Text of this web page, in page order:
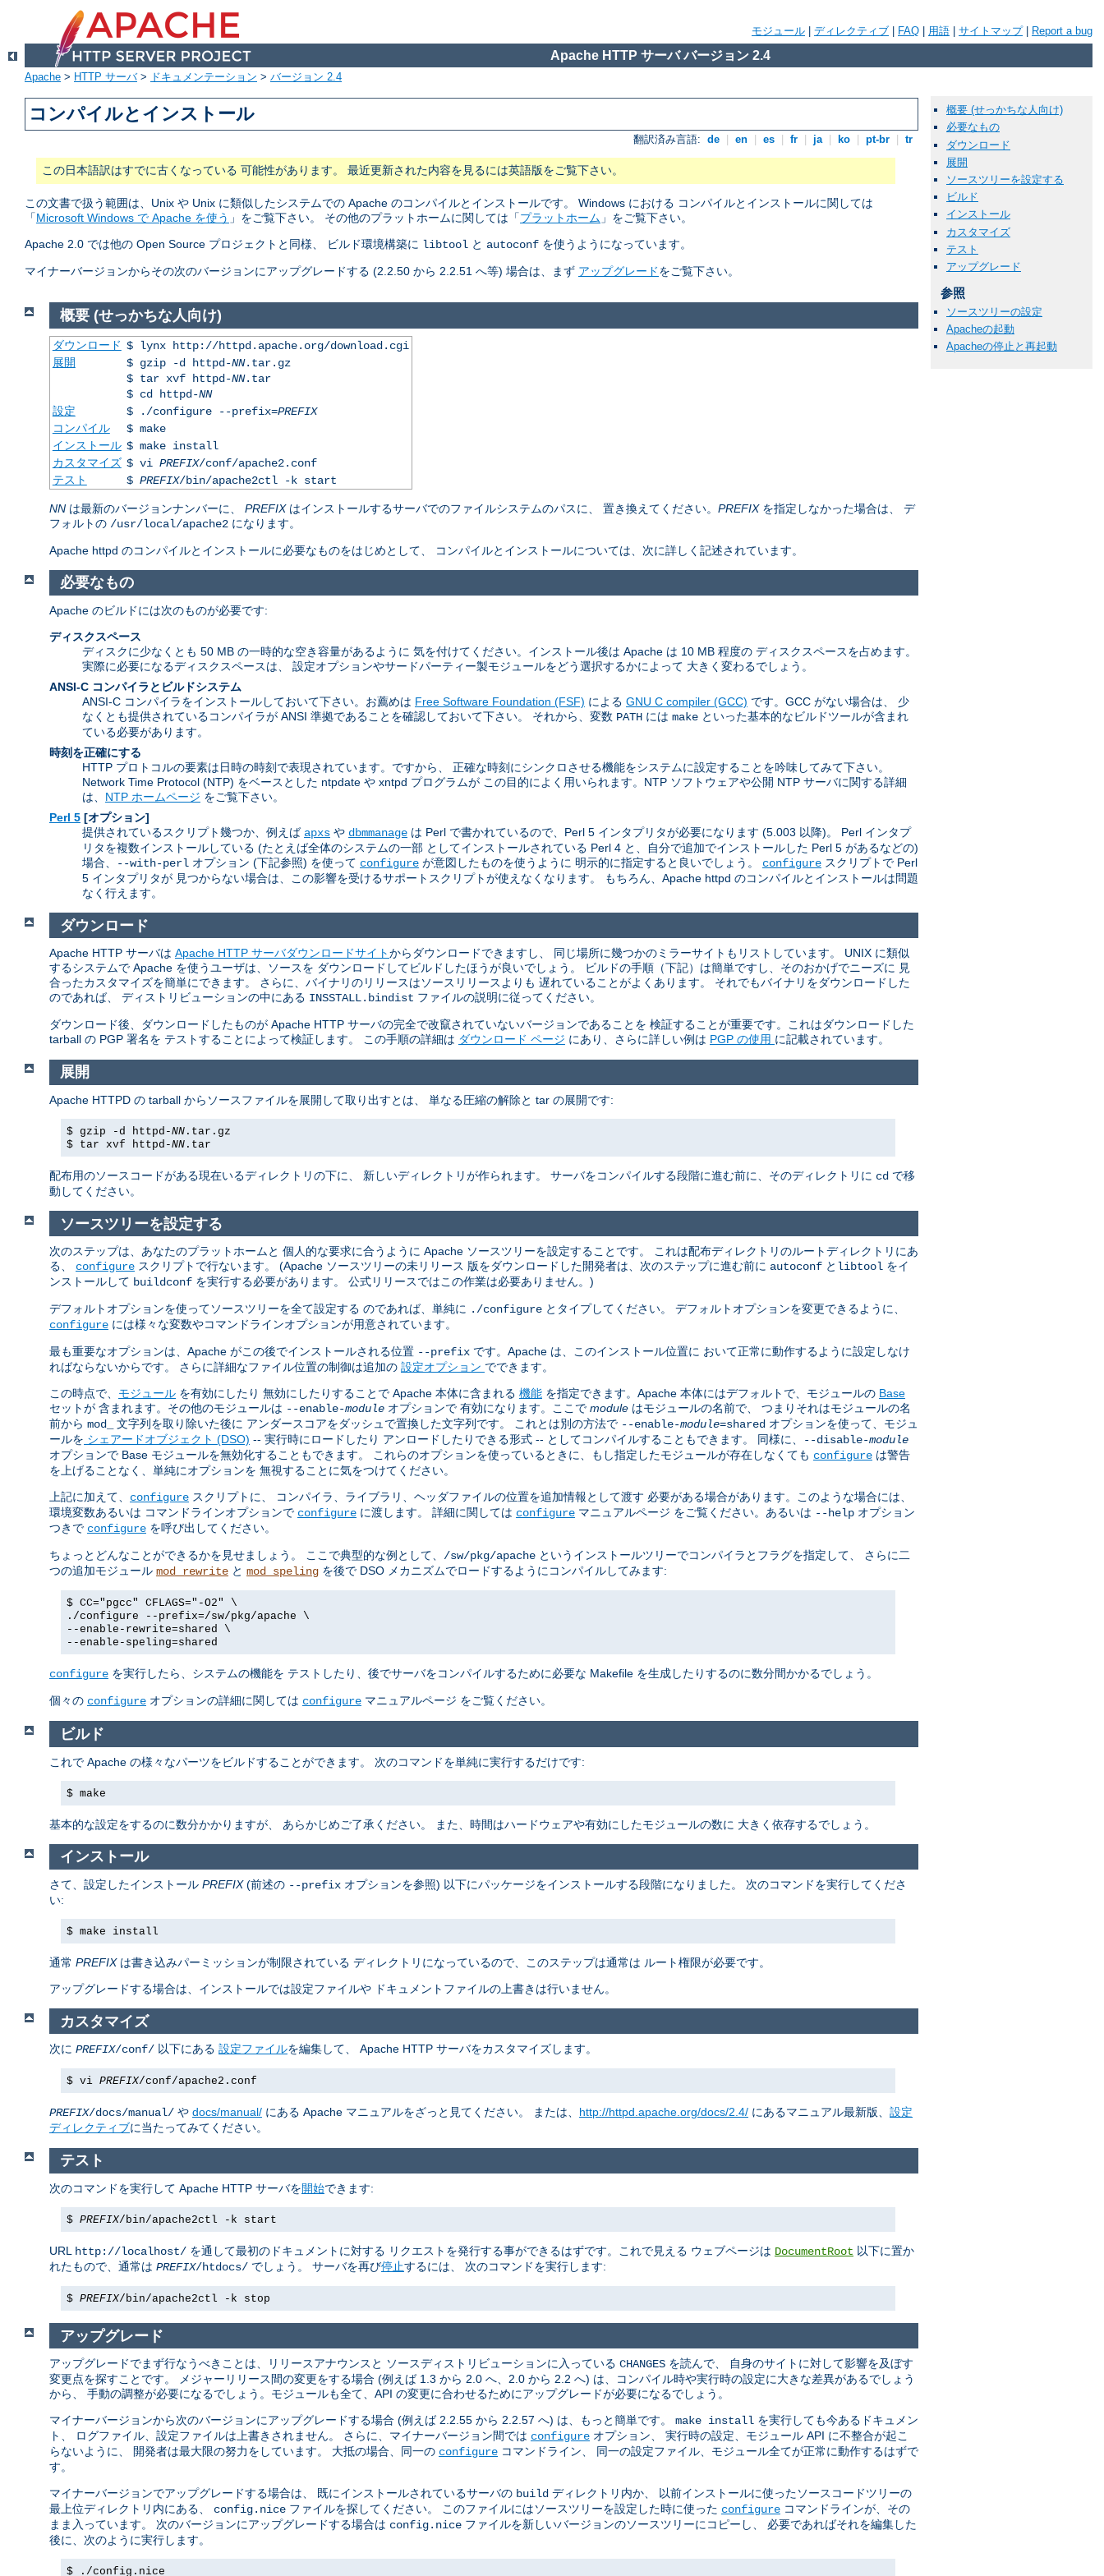
モジュール ディレクティブ FAQ 用語 サイトマップ| Report a bug
Apache HTTP サーバ バージョン 2.4
Apache > HTTP サーバ> ドキュメンテーション > バージョン 2.4
コンパイルとインストール
翻訳済み言語: de en es fr ja ko pt-br tr
この日本語訳はすでに古くなっている 可能性があります。 最近更新された内容を見るには英語版をご覧下さい。
この文書で扱う範囲は、Unix や Unix に類似したシステムでの Apache のコンパイルとインストールです。 Windows における コンパイルとインストールに関しては
「Microsoft Windows で Apache を使う 」をご覧下さい。 その他のプラットホームに関しては「プラットホーム 」をご覧下さい。
Apache 2.0 では他の Open Source プロジェクトと同様、 ビルド環境構築に libtool と autoconf を使うようになっています。
マイナーバージョンからその次のバージョンにアップグレードする (2.2.50 から 2.2.51 へ等) 場合は、まず アップグレードをご覧下さい。
概要 (せっかちな人向け)
ダウンロード $ lynx http://httpd.apache.org/download.cgi
展開
$ gzip -d httpd-NN.tar.gz
$ tar xvf httpd-NN.tar
$ cd httpd-NN
設定
$ ./configure --prefix=PREFIX
コンパイル
$ make
インストール $ make install
カスタマイズ $ vi PREFIX/conf/apache2.conf
テスト
$ PREFIX/bin/apache2ctl -k start
NN は最新のバージョンナンバーに、 PREFIXはインストールするサーバでのファイルシステムのパスに、 置き換えてください。 PREFIXを指定しなかった場合は、 デ
フォルトの /usr/local/apache2 になります。
Apache httpd のコンパイルとインストールに必要なものをはじめとして、 コンパイルとインストールについては、次に詳しく記述されています。
必要なもの
Apache のビルドには次のものが必要です:
ディスクスペース
ディスクに少なくとも 50 MB の一時的な空き容量があるように 気を付けてください。インストール後は Apache は 10 MB 程度の ディスクスペースを占めます。
実際に必要になるディスクスペースは、 設定オプションやサードパーティー製モジュールをどう選択するかによって 大きく変わるでしょう。
ANSI-C コンパイラとビルドシステム
ANSI-C コンパイラをインストールしておいて下さい。お薦めは Free Software Foundation (FSF) による GNU C compiler (GCC) です。GCC がない場合は、 少
なくとも提供されているコンパイラが ANSI 準拠であることを確認しておいて下さい。 それから、変数 PATH には make といった基本的なビルドツールが含まれ
ている必要があります。
時刻を正確にする
HTTP プロトコルの要素は日時の時刻で表現されています。ですから、 正確な時刻にシンクロさせる機能をシステムに設定することを吟味してみて下さい。
Network Time Protocol (NTP) をベースとした ntpdate や xntpd プログラムが この目的によく用いられます。NTP ソフトウェアや公開 NTP サーバに関する詳細
は、 NTP ホームページ をご覧下さい。
Perl 5 [オプション]
提供されているスクリプト幾つか、例えば apxs や dbmmanage は Perl で書かれているので、Perl 5 インタプリタが必要になります (5.003 以降)。 Perl インタプ
リタを複数インストールしている (たとえば全体のシステムの一部 としてインストールされている Perl 4 と、自分で追加でインストールした Perl 5 があるなどの)
場合、
--with-perl オプション (下記参照) を使って configure が意図したものを使うように 明示的に指定すると良いでしょう。 configure スクリプトで Perl
5 インタプリタが 見つからない場合は、この影響を受けるサポートスクリプトが使えなくなります。 もちろん、Apache httpd のコンパイルとインストールは問題
なく行えます。
ダウンロード
Apache HTTP サーバは Apache HTTP サーバダウンロードサイトからダウンロードできますし、 同じ場所に幾つかのミラーサイトもリストしています。 UNIX に類似
するシステムで Apache を使うユーザは、ソースを ダウンロードしてビルドしたほうが良いでしょう。 ビルドの手順（下記）は簡単ですし、そのおかげでニーズに 見
合ったカスタマイズを簡単にできます。 さらに、バイナリのリリースはソースリリースよりも 遅れていることがよくあります。 それでもバイナリをダウンロードした
のであれば、 ディストリビューションの中にある INSSTALL.bindist ファイルの説明に従ってください。
ダウンロード後、ダウンロードしたものが Apache HTTP サーバの完全で改竄されていないバージョンであることを 検証することが重要です。これはダウンロードした
tarball の PGP 署名を テストすることによって検証します。 この手順の詳細は ダウンロード ページ にあり、さらに詳しい例は PGP の使用 に記載されています。
展開
Apache HTTPD の tarball からソースファイルを展開して取り出すとは、 単なる圧縮の解除と tar の展開です:
$ gzip -d httpd-NN .tar.gz
$ tar xvf httpd-NN .tar
配布用のソースコードがある現在いるディレクトリの下に、 新しいディレクトリが作られます。 サーバをコンパイルする段階に進む前に、そのディレクトリに cd で移
動してください。
ソースツリーを設定する
次のステップは、あなたのプラットホームと 個人的な要求に合うように Apache ソースツリーを設定することです。 これは配布ディレクトリのルートディレクトリにあ
る、 configure スクリプトで行ないます。 (Apache ソースツリーの未リリース 版をダウンロードした開発者は、次のステップに進む前に autoconf と libtool をイ
ンストールして buildconf を実行する必要があります。 公式リリースではこの作業は必要ありません。)
デフォルトオプションを使ってソースツリーを全て設定する のであれば、単純に ./configure とタイプしてください。 デフォルトオプションを変更できるように、
configure には様々な変数やコマンドラインオプションが用意されています。
最も重要なオプションは、Apache がこの後でインストールされる位置 --prefix です。Apache は、このインストール位置に おいて正常に動作するように設定しなけ
ればならないからです。 さらに詳細なファイル位置の制御は追加の 設定オプション でできます。
この時点で、 モジュール を有効にしたり 無効にしたりすることで Apache 本体に含まれる 機能 を指定できます。Apache 本体にはデフォルトで、モジュールの Base
セットが 含まれます。その他のモジュールは --enable-module オプションで 有効になります。ここで module はモジュールの名前で、 つまりそれはモジュールの名
前から mod_ 文字列を取り除いた後に アンダースコアをダッシュで置換した文字列です。 これとは別の方法で --enable-module=shared オプションを使って、モジュ
ールを シェアードオブジェクト (DSO) -- 実行時にロードしたり アンロードしたりできる形式 -- としてコンパイルすることもできます。 同様に、 --disable-module
オプションで Base モジュールを無効化することもできます。 これらのオプションを使っているときに、もし指定したモジュールが存在しなくても configure は警告
を上げることなく、単純にオプションを 無視することに気をつけてください。
上記に加えて、 configure スクリプトに、 コンパイラ、ライブラリ、ヘッダファイルの位置を追加情報として渡す 必要がある場合があります。このような場合には、
環境変数あるいは コマンドラインオプションで configure に渡します。 詳細に関しては configure マニュアルページ をご覧ください。あるいは --help オプション
つきで configure を呼び出してください。
ちょっとどんなことができるかを見せましょう。 ここで典型的な例として、 /sw/pkg/apache というインストールツリーでコンパイラとフラグを指定して、 さらに二
つの追加モジュール mod_rewrite と mod_speling を後で DSO メカニズムでロードするようにコンパイルしてみます:
$ CC="pgcc" CFLAGS="-O2" \
./configure --prefix=/sw/pkg/apache \
--enable-rewrite=shared \
--enable-speling=shared
configure を実行したら、システムの機能を テストしたり、後でサーバをコンパイルするために必要な Makefile を生成したりするのに数分間かかるでしょう。
個々の configure オプションの詳細に関しては configure マニュアルページ をご覧ください。
ビルド
これで Apache の様々なパーツをビルドすることができます。 次のコマンドを単純に実行するだけです:
$ make
基本的な設定をするのに数分かかりますが、 あらかじめご了承ください。 また、時間はハードウェアや有効にしたモジュールの数に 大きく依存するでしょう。
インストール
さて、設定したインストール PREFIX(前述の --prefix オプションを参照) 以下にパッケージをインストールする段階になりました。 次のコマンドを実行してくださ
い:
$ make install
通常 PREFIXは書き込みパーミッションが制限されている ディレクトリになっているので、このステップは通常は ルート権限が必要です。
アップグレードする場合は、インストールでは設定ファイルや ドキュメントファイルの上書きは行いません。
カスタマイズ
次に PREFIX/conf/ 以下にある 設定ファイルを編集して、 Apache HTTP サーバをカスタマイズします。
$ vi PREFIX/conf/apache2.conf
PREFIX/docs/manual/ や docs/manual/ にある Apache マニュアルをざっと見てください。 または、 http://httpd.apache.org/docs/2.4/ にあるマニュアル最新版、 設定
ディレクティブに当たってみてください。
テスト
次のコマンドを実行して Apache HTTP サーバを開始できます:
$ PREFIX/bin/apache2ctl -k start
URL http://localhost/ を通して最初のドキュメントに対する リクエストを発行する事ができるはずです。これで見える ウェブページは DocumentRoot 以下に置か
れたもので、通常は PREFIX/htdocs/ でしょう。 サーバを再び停止するには、 次のコマンドを実行します:
$ PREFIX/bin/apache2ctl -k stop
アップグレード
アップグレードでまず行なうべきことは、リリースアナウンスと ソースディストリビューションに入っている CHANGES を読んで、 自身のサイトに対して影響を及ぼす
変更点を探すことです。 メジャーリリース間の変更をする場合 (例えば 1.3 から 2.0 へ、2.0 から 2.2 へ) は、コンパイル時や実行時の設定に大きな差異があるでしょう
から、 手動の調整が必要になるでしょう。モジュールも全て、API の変更に合わせるためにアップグレードが必要になるでしょう。
マイナーバージョンから次のバージョンにアップグレードする場合 (例えば 2.2.55 から 2.2.57 へ) は、もっと簡単です。 make install を実行しても今あるドキュメン
ト、 ログファイル、設定ファイルは上書きされません。 さらに、マイナーバージョン間では configure オプション、 実行時の設定、モジュール API に不整合が起こ
らないように、 開発者は最大限の努力をしています。 大抵の場合、同一の configure コマンドライン、 同一の設定ファイル、モジュール全てが正常に動作するはずで
す。
マイナーバージョンでアップグレードする場合は、 既にインストールされているサーバの build ディレクトリ内か、 以前インストールに使ったソースコードツリーの
最上位ディレクトリ内にある、 config.nice ファイルを探してください。 このファイルにはソースツリーを設定した時に使った configure コマンドラインが、その
まま入っています。 次のバージョンにアップグレードする場合は config.nice ファイルを新しいバージョンのソースツリーにコピーし、 必要であればそれを編集した
後に、次のように実行します。
$ ./config.nice
概要 (せっかちな人向け)
必要なもの
ダウンロード
展開
ソースツリーを設定する
ビルド
インストール
カスタマイズ
テスト
アップグレード
参照
ソースツリーの設定
Apacheの起動
Apacheの停止と再起動